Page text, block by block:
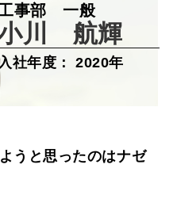
事部 一般
川 航輝
社年度 2020年
うと思ったのはナゼ